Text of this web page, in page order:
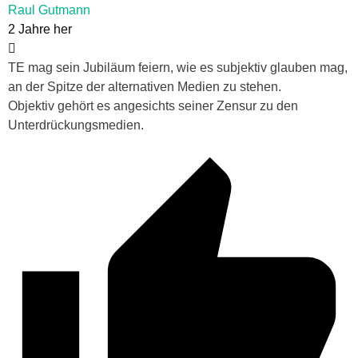
Raul Gutmann
2 Jahre her
TE mag sein Jubiläum feiern, wie es subjektiv glauben mag,
an der Spitze der alternativen Medien zu stehen.
Objektiv gehört es angesichts seiner Zensur zu den
Unterdrückungsmedien.